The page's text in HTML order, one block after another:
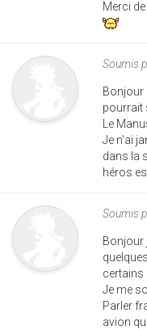
Merci
Soumis
Bonjour
pourrait
Le
Je n'ai
dans la
héros
Soumis
Bonjour
certains
Je me
Parler
avion